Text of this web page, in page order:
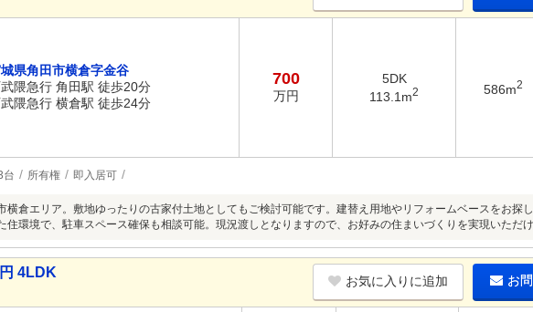
県角田市横倉字金谷
武隈急行 角田駅 徒歩20分
武隈急行 横倉駅 徒歩24分
700
万円
5DK
113.1m2 586m2
台 所有権 即入居可
横倉エリア。敷地ゆったりの古家付土地としてもご検討可能です。建替え用地やリフォームベースをお探し
住環境で、駐車スペース確保も相談可能。現況渡しとなりますので、お好みの住まいづくりを実現いただけ
4LDK
お気に入りに追加 お